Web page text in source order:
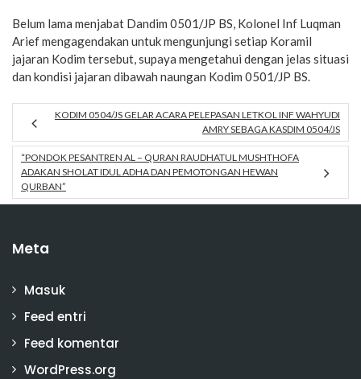
Belum lama menjabat Dandim 0501/JP BS, Kolonel Inf Luqman
Arief mengagendakan untuk mengunjungi setiap Koramil
jajaran Kodim tersebut, supaya mengetahui dengan jelas situasi
dan kondisi jajaran dibawah naungan Kodim 0501/JP BS.
KODIM 0504/JS GELAR ACARA PELEPASAN LETKOL INF WAHYUDI
AMRY SEBAGA KASDIM 0504/JS
“PONDOK PESANTREN AL – QURAN RAUDHATUL MUSHTHOFA
ADAKAN SHOLAT IDUL ADHA DAN PEMOTONGAN HEWAN
QURBAN”
Meta
Masuk
Feed entri
Feed komentar
WordPress.org